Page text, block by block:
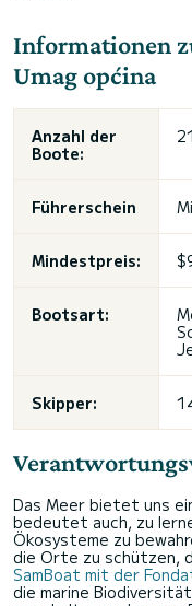
Informationen
Umag općina
Anzahl der
Boote:
Führerschein
Mindestpreis:
Bootsart:
Skipper:
Das Meer bietet uns
bedeutet auch, zu
Ökosysteme zu
die Orte zu schützen,
SamBoat mit der
die marine